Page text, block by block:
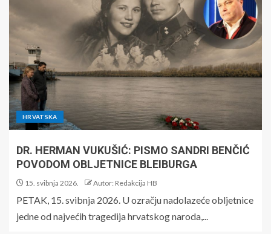
HRVATSKA
DR. HERMAN VUKUŠIĆ: PISMO SANDRI BENČIĆ
POVODOM OBLJETNICE BLEIBURGA
15. svibnja 2026. Autor: Redakcija HB
PETAK, 15. svibnja 2026. U ozračju nadolazeće obljetnice
jedne od najvećih tragedija hrvatskog naroda,...